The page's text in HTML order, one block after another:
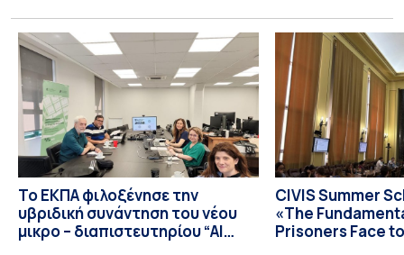
Ιουλίου 2026 υπό τον συντονισμό του Καθηγητή Ιωάννη
Δαγκλή. Το Σχολείο φιλοξενήθηκε από το Ίδρυμα της
Βουλής των Ελλήνων για τον Κοινοβουλευτισμό και τη
Δημοκρατία στο Πάρκο Εθνικής Συμφιλίωσης, σε
απομακρυσμένο […]
Το ΕΚΠΑ φιλοξένησε την
υβριδική συνάντηση του νέου
μικρο – διαπιστευτηρίου “AI
CIVIS Summer
«The
Prisoners Face